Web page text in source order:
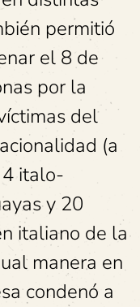
permitió
el 8 de
por la
del
(a
italo-
y 20
italiano de la
manera en
condenó a